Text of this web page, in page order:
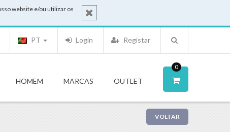
website e/ou utilizar os
Registar
Login
PT
0
HOMEM MARCAS OUTLET
VOLTAR